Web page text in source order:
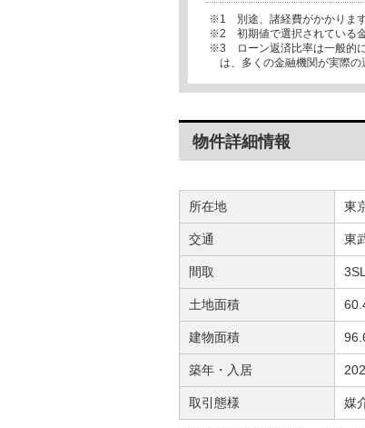
※1 別途、諸経費がかかります
※2 初期値で選択されている金
※3 ローン返済比率は一般的に
は、多くの金融機関が実際の
物件詳細情報
所在地 東
交通 東
間取
土地面積
建物面積
築年・入居
取引態様 媒